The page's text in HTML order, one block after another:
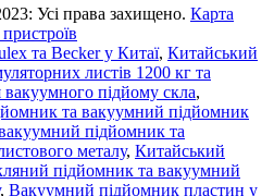
Усі права захищено. Карта
та Becker у Китаї, Китайський
листів 1200 кг та
підйому скла,
та вакуумний підйомник
підйомник та
металу, Китайський
підйомник та вакуумний
, Вакуумний підйомник пластин у